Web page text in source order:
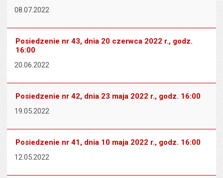
08.07.2022
Posiedzenie nr 43, dnia 20 czerwca 2022 r., godz.
16:00
20.06.2022
Posiedzenie nr 42, dnia 23 maja 2022 r., godz. 16:00
19.05.2022
Posiedzenie nr 41, dnia 10 maja 2022 r., godz. 16:00
12.05.2022